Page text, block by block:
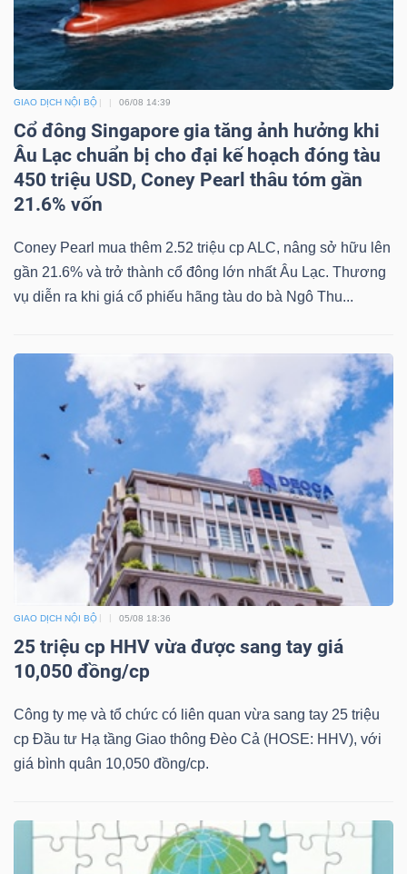
GIAO DỊCH NỘI BỘ 06/08 14:39
Cổ đông Singapore gia tăng ảnh hưởng khi
Âu Lạc chuẩn bị cho đại kế hoạch đóng tàu
450 triệu USD, Coney Pearl thâu tóm gần
21.6% vốn
Coney Pearl mua thêm 2.52 triệu cp ALC, nâng sở hữu lên
gần 21.6% và trở thành cổ đông lớn nhất Âu Lạc. Thương
vụ diễn ra khi giá cổ phiếu hãng tàu do bà Ngô Thu...
GIAO DỊCH NỘI BỘ 05/08 18:36
25 triệu cp HHV vừa được sang tay giá
10,050 đồng/cp
Công ty mẹ và tổ chức có liên quan vừa sang tay 25 triệu
cp Đầu tư Hạ tầng Giao thông Đèo Cả (HOSE: HHV), với
giá bình quân 10,050 đồng/cp.
CÔNG
NGHỆ
THÔNG
TIN
DỊCH
VỤ
TIỆN
ĐỘNG
SẢN
chứng
khoán
(-)